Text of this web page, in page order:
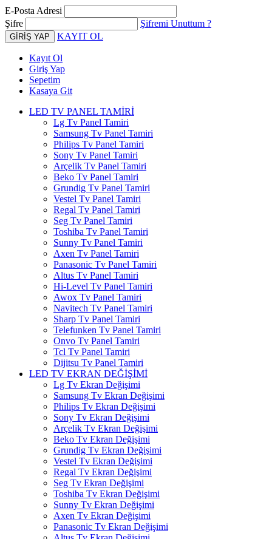
E-Posta Adresi
Şifre
Şifremi Unuttum ?
KAYIT OL
Kayıt Ol
Giriş Yap
Sepetim
Kasaya Git
LED TV PANEL TAMİRİ
Lg Tv Panel Tamiri
Samsung Tv Panel Tamiri
Philips Tv Panel Tamiri
Sony Tv Panel Tamiri
Arçelik Tv Panel Tamiri
Beko Tv Panel Tamiri
Grundig Tv Panel Tamiri
Vestel Tv Panel Tamiri
Regal Tv Panel Tamiri
Seg Tv Panel Tamiri
Toshiba Tv Panel Tamiri
Sunny Tv Panel Tamiri
Axen Tv Panel Tamiri
Panasonic Tv Panel Tamiri
Altus Tv Panel Tamiri
Hi-Level Tv Panel Tamiri
Awox Tv Panel Tamiri
Navitech Tv Panel Tamiri
Sharp Tv Panel Tamiri
Telefunken Tv Panel Tamiri
Onvo Tv Panel Tamiri
Tcl Tv Panel Tamiri
Dijitsu Tv Panel Tamiri
LED TV EKRAN DEĞİŞİMİ
Lg Tv Ekran Değişimi
Samsung Tv Ekran Değişimi
Philips Tv Ekran Değişimi
Sony Tv Ekran Değişimi
Arçelik Tv Ekran Değişimi
Beko Tv Ekran Değişimi
Grundig Tv Ekran Değişimi
Vestel Tv Ekran Değişimi
Regal Tv Ekran Değişimi
Seg Tv Ekran Değişimi
Toshiba Tv Ekran Değişimi
Sunny Tv Ekran Değişimi
Axen Tv Ekran Değişimi
Panasonic Tv Ekran Değişimi